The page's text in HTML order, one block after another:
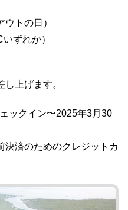
ウトの日）
ずれか）
上げます。
ックイン〜2025年3月30
済のためのクレジットカ